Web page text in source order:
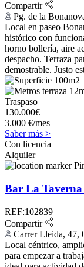
Compartir
Pg. de la
Local en paseo
histórico con
horno bollería, aire
despacho. Terraza
demostrable. Justo
100m2
Traspaso
130.000€
3.000 €/mes
Saber más >
Con licencia
Alquiler
Bar La Taverna
REF:102839
Compartir
Carrer Lleida, 47,
Local céntrico,
para empezar a